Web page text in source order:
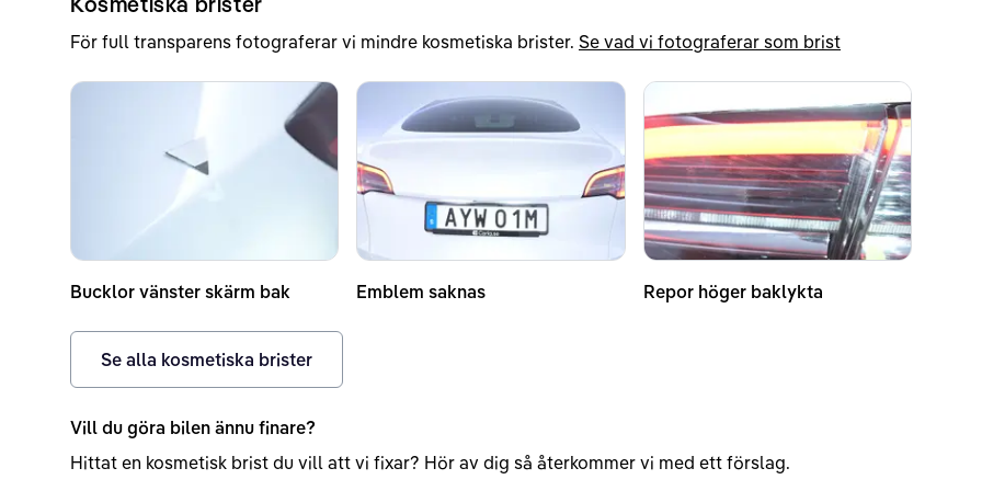
För full transparens fotograferar vi mindre kosmetiska brister. Se vad vi fotograferar som brist
Bucklor vänster skärm bak Emblem saknas Repor höger baklykta
Se alla kosmetiska brister
Vill du göra bilen ännu finare?
Hittat en kosmetisk brist du vill att vi fixar? Hör av dig så återkommer vi med ett förslag.